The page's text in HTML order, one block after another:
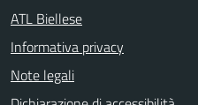
ATL Biellese
Informativa privacy
Note legali